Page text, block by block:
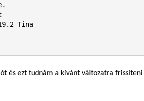
Tina
és ezt tudnám a kívánt változatra frissíteni